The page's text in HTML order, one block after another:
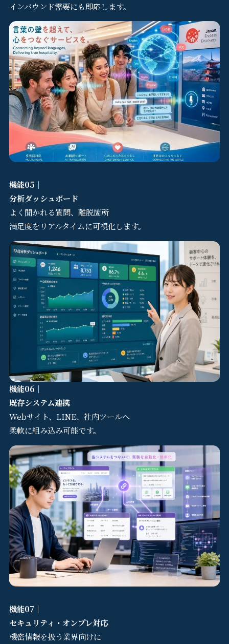
Contact
インバウンド需要にも即応します。
機能05｜
分析ダッシュボード
よく聞かれる質問、離脱箇所
満足度をリアルタイムに可視化します。
機能06｜
既存システム連携
Webサイト、LINE、社内ツールへ
柔軟に組み込み可能です。
機能07｜
セキュリティ・オンプレ対応
機密情報を扱う業界向けに